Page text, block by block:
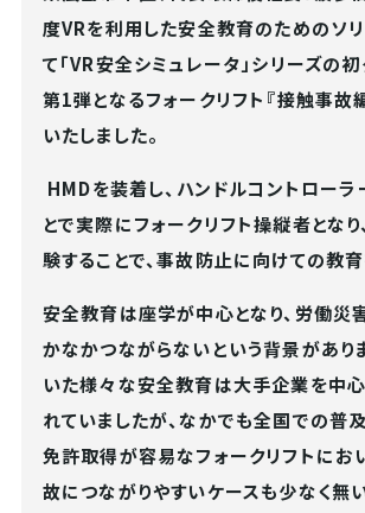
度VRを利用した安全教育のためのソリ
て「VR安全シミュレータ」シリーズの
第1弾となるフォークリフト『接触事故
いたしました。
HMDを装着し、ハンドルコントロー
とで実際にフォークリフト操縦者とな
験することで、事故防止に向けての教育
安全教育は座学が中心となり、労働災
かなかつながらないという背景があり
いた様々な安全教育は大手企業を中
れていましたが、なかでも全国での普
免許取得が容易なフォークリフトにお
故につながりやすいケースも少なく無